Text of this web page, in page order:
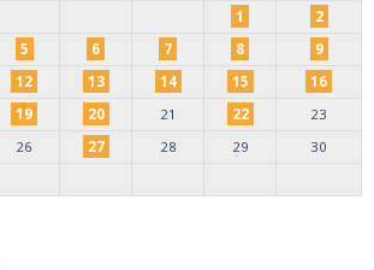
1
2
5 6 7 8
9
12 13 14 15
16
19 20 21 22
23
26 27 28 29
30